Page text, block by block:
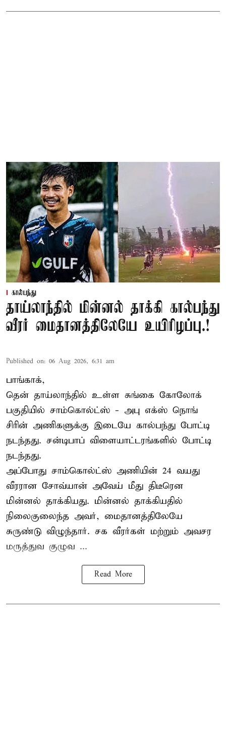
கால்பந்து
தாய்லாந்தில் மின்னல் தாக்கி கால்பந்து
வீரர் மைதானத்திலேயே உயிரிழப்பு.!
Published on: 06 Aug 2026, 6:31 am
பாங்காக்,
தென் தாய்லாந்தில் உள்ள சுங்கை கோலோக்
பகுதியில் சாம்கொல்ட்ஸ் - அபு எக்ஸ் நொங்
சிரின் அணிகளுக்கு இடையே கால்பந்து போட்டி
நடந்தது. சன்டிபாப் விளையாட்டரங்களில் போட்டி
நடந்தது.
அப்போது சாம்கொல்ட்ஸ் அணியின் 24 வயது
வீரரான சோவ்யான் அவேய் மீது திடீரென
மின்னல் தாக்கியது. மின்னல் தாக்கியதில்
நிலைகுலைந்த அவர், மைதானத்திலேயே
சுருண்டு விழுந்தார். சக வீரர்கள் மற்றும் அவசர
மருத்துவ குழுவ ...
Read More